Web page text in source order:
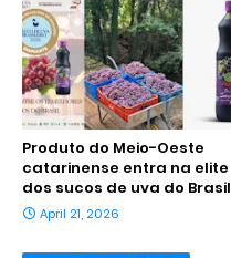
Produto do Meio-Oeste
catarinense entra na elite
dos sucos de uva do Brasil
April 21, 2026